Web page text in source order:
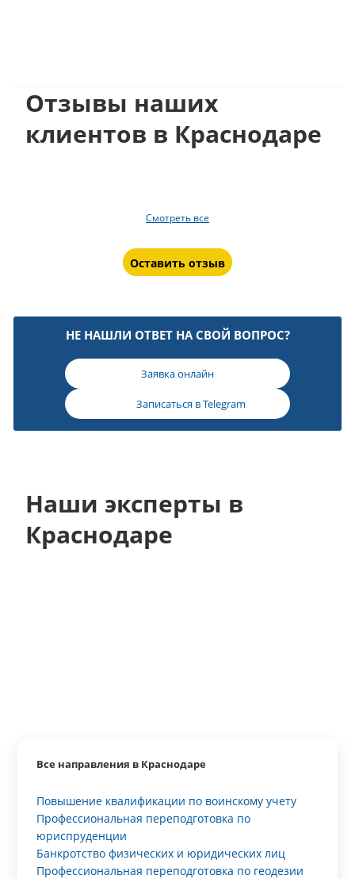
Отзывы наших
клиентов в Краснодаре
Смотреть все
Оставить отзыв
НЕ НАШЛИ ОТВЕТ НА СВОЙ ВОПРОС?
Заявка онлайн
Записаться вTelegram
Наши эксперты в
Краснодаре
Все направления в Краснодаре
Повышение квалификации по воинскому учету
Профессиональная переподготовка по
юриспруденции
Банкротство физических и юридических лиц
Профессиональная переподготовка по геодезии